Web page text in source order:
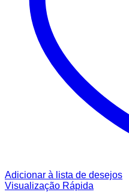
Adicionar à lista de desejos
Visualização Rápida